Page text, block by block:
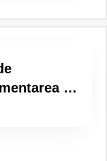
și
și